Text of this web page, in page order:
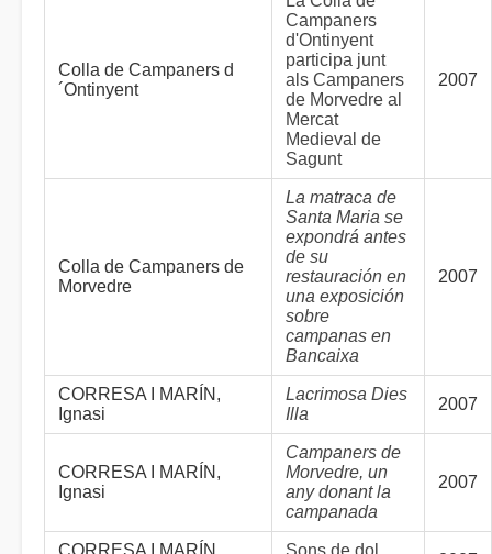
Colla de Campaners d
´Ontinyent
Campaners
d'Ontinyent
participa junt
als Campaners
de Morvedre al
Mercat
Medieval de
Sagunt
2007
Colla de Campaners de
Morvedre
La matraca de
Santa Maria se
expondrá antes
de su
restauración en
una exposición
sobre
campanas en
Bancaixa
2007
CORRESA I MARÍN,
Ignasi
Lacrimosa Dies
Illa
2007
CORRESA I MARÍN,
Ignasi
Campaners de
Morvedre, un
any donant la
campanada
2007
CORRESA I MARÍN, Sons de dol,